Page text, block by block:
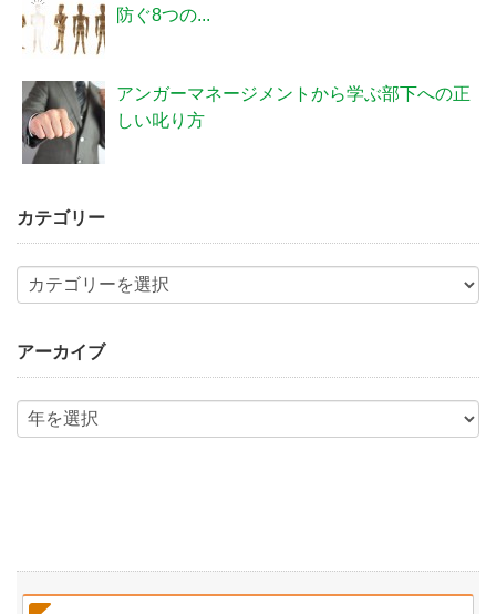
防ぐ8つの...
アンガーマネージメントから学ぶ部下への正
しい叱り方
カテゴリー
アーカイブ